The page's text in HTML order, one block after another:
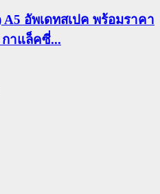
A5 อัพเดทสเปค พร้อมราคา
กาแล็คซี่...